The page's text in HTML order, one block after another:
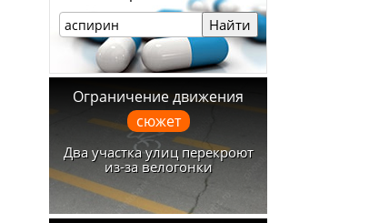
Найти
Ограничение движения
сюжет
Два участка улиц перекроют
из-за велогонки